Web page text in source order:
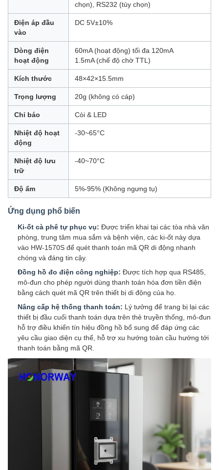
chọn), RS232 (tùy chọn)
Điện áp đầu
vào
DC 5V±10%
Dòng điện
hoạt động
60mA (hoạt động) tối đa 120mA
1.5mA (chế độ chờ TTL)
Kích thước 48×42×15.5mm
Trọng lượng 20g (không có cáp)
Chỉ báo Còi & LED
Nhiệt độ hoạt
động
-30~65°C
Nhiệt độ lưu
trữ
-40~70°C
Độ ẩm 5%-95% (Không ngưng tụ)
Ứng dụng phổ biến
Ki-ốt cà phê tự phục vụ: Được triển khai tại các tòa nhà văn
phòng, trung tâm mua sắm và bệnh viện, các ki-ốt này dựa
vào HW-1570S để quét thanh toán mã QR di động nhanh
chóng và đáng tin cậy.
Đồng hồ đo điện công nghiệp: Được tích hợp qua RS485,
mô-đun cho phép người dùng thanh toán hóa đơn tiền điện
bằng cách quét mã QR trên thiết bị di động của họ.
Nâng cấp hệ thống thanh toán: Lý tưởng để trang bị lại các
thiết bị đầu cuối thanh toán dựa trên thẻ truyền thống, mô-đun
hỗ trợ điều khiển tín hiệu đồng hồ bổ sung để đáp ứng các
yêu cầu giao diện cụ thể, hỗ trợ xu hướng toàn cầu hướng tới
thanh toán bằng mã QR.